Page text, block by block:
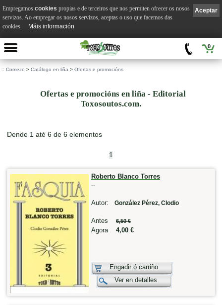
0
:: Comezo > Catálogo en liña > Ofertas e promocións
Ofertas e promocións en liña - Editorial
Toxosoutos.com.
Dende 1 até 6 de 6 elementos
1
Roberto Blanco Torres
--
Autor: González Pérez, Clodio
Antes 6,50 €
Agora 4,00 €
Engadir ó carriño
Ver en detalles
Aceptar
Empregamos cookies propias e de terceiros que nos permiten ofrecer os nosos
servizos. Ao empregar os nosos servizos, aceptas o uso que facemos das
cookies.
Máis información